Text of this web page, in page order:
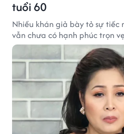
tuổi 60
Nhiều khán giả bày tỏ sự tiếc
vẫn chưa có hạnh phúc trọn